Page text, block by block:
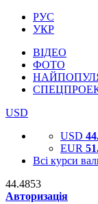
РУС
УКР
ВІДЕО
ФОТО
USD
USD
EUR
Всі курси
44.4853
Авторизація